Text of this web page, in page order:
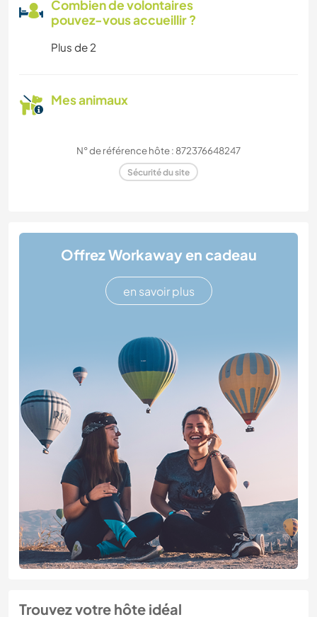
Combien de volontaires
pouvez-vous accueillir ?
Plus de 2
Mes animaux
N° de référence hôte : 872376648247
Sécurité du site
Offrez Workaway en cadeau
en savoir plus
Trouvez votre hôte idéal